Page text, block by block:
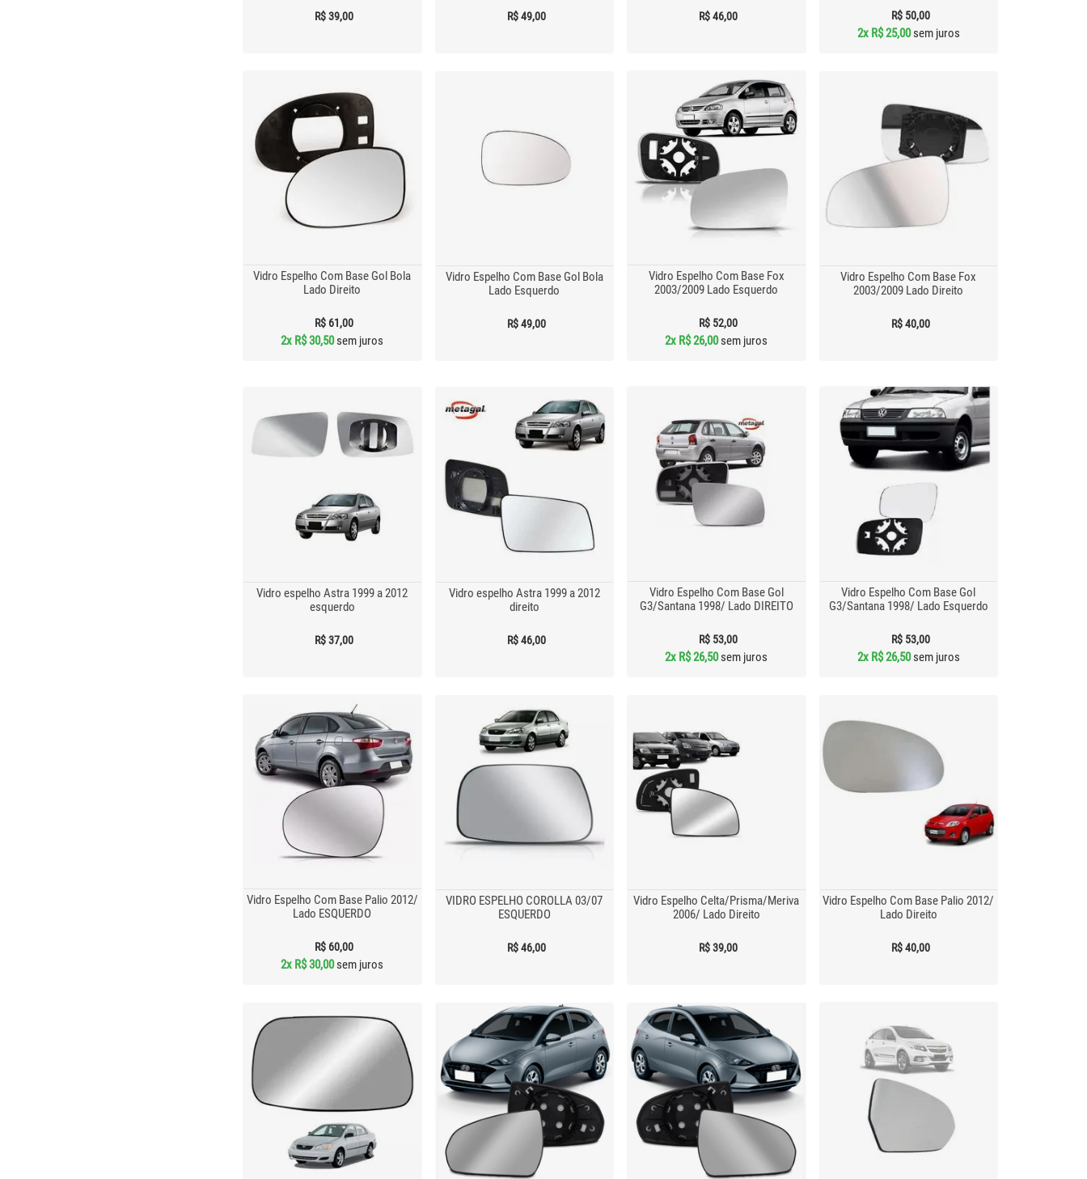
R$ 39,00 R$ 49,00 R$ 46,00 R$ 50,00
2x R$ 25,00sem juros
Vidro Espelho Com Base Gol Bola
Lado Direito
R$ 61,00
2x R$ 30,50sem juros
Vidro Espelho Com Base Gol Bola
Lado Esquerdo
R$ 49,00
Vidro Espelho Com Base Fox
2003/2009 Lado Esquerdo
R$ 52,00
2x R$ 26,00sem juros
Vidro Espelho Com Base Fox
2003/2009 Lado Direito
R$ 40,00
Vidro espelho Astra 1999 a 2012
esquerdo
R$ 37,00
Vidro espelho Astra 1999 a 2012
direito
R$ 46,00
Vidro Espelho Com Base Gol
G3/Santana 1998/ Lado DIREITO
R$ 53,00
2x R$ 26,50sem juros
Vidro Espelho Com Base Gol
G3/Santana 1998/ Lado Esquerdo
R$ 53,00
2x R$ 26,50sem juros
Vidro Espelho Com Base Palio 2012/
Lado ESQUERDO
R$ 60,00
2x R$ 30,00sem juros
VIDRO ESPELHO COROLLA 03/07
ESQUERDO
R$ 46,00
Vidro Espelho Celta/Prisma/Meriva
2006/ Lado Direito
R$ 39,00
Vidro Espelho Com Base Palio 2012/
Lado Direito
R$ 40,00